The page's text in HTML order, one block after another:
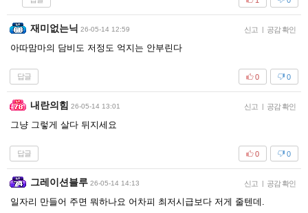
재미없는닉 26-05-14 12:59 신고 | 공감 확인
아따맘마의 담비도 저정도 억지는 안부린다
답글 0
0
내란의힘 26-05-14 13:01 신고 | 공감 확인
그냥 그렇게 살다 뒤지세요
답글 0
0
그레이션블루 26-05-14 14:13 신고 | 공감 확인
일자리 만들어 주면 뭐하나요 어차피 최저시급보다 저게 줄텐데.